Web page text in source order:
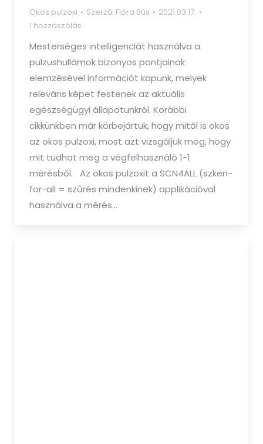
Okos pulzoxi Szerző: Flóra Bús
2021.03.17.
1 hozzászólás
Mesterséges intelligenciát használva a
pulzushullámok bizonyos pontjainak
elemzésével információt kapunk, melyek
releváns képet festenek az aktuális
egészségügyi állapotunkról. Korábbi
cikkünkben már körbejártuk, hogy mitől is okos
az okos pulzoxi, most azt vizsgáljuk meg, hogy
mit tudhat meg a végfelhasználó 1-1
mérésből. Az okos pulzoxit a SCN4ALL (szken-
for-all = szűrés mindenkinek) applikációval
használva a mérés…